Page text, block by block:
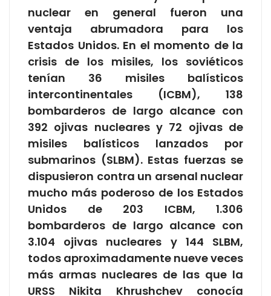
nuclear en general fueron una
ventaja abrumadora para los
Estados Unidos. En el momento de la
crisis de los misiles, los soviéticos
tenían 36 misiles balísticos
intercontinentales (ICBM), 138
bombarderos de largo alcance con
392 ojivas nucleares y 72 ojivas de
misiles balísticos lanzados por
submarinos (SLBM). Estas fuerzas se
dispusieron contra un arsenal nuclear
mucho más poderoso de los Estados
Unidos de 203 ICBM, 1.306
bombarderos de largo alcance con
3.104 ojivas nucleares y 144 SLBM,
todos aproximadamente nueve veces
más armas nucleares de las que la
URSS Nikita Khrushchev conocía